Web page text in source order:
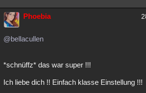
Phoebia
@bellacullen
*schnüffz* das war super !!!
Ich liebe dich !! Einfach klasse Einstellung !!!